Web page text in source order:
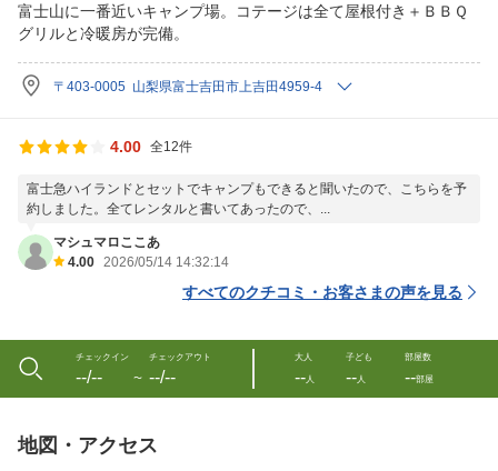
富士山に一番近いキャンプ場。コテージは全て屋根付き＋ＢＢＱ
グリルと冷暖房が完備。
〒403-0005 山梨県富士吉田市上吉田4959-4
4.00 全12件
富士急ハイランドとセットでキャンプもできると聞いたので、こちらを予
約しました。全てレンタルと書いてあったので、...
マシュマロここあ
4.00 2026/05/14 14:32:14
すべてのクチコミ・お客さまの声を見る
チェックイン
--/-- 〜
チェックアウト
--/--
大人
--人
子ども
--人
部屋数
--部屋
地図・アクセス